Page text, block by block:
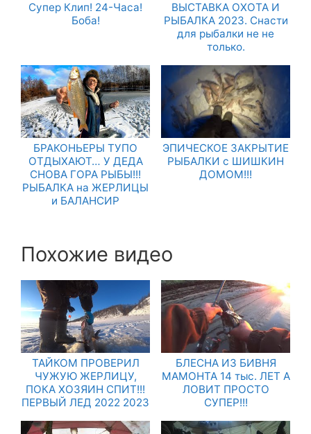
Супер Клип! 24-Часа!
Боба!
ВЫСТАВКА ОХОТА И
РЫБАЛКА 2023. Снасти
для рыбалки не не
только.
БРАКОНЬЕРЫ ТУПО
ОТДЫХАЮТ… У ДЕДА
СНОВА ГОРА РЫБЫ!!!
РЫБАЛКА на ЖЕРЛИЦЫ
и БАЛАНСИР
ЭПИЧЕСКОЕ ЗАКРЫТИЕ
РЫБАЛКИ с ШИШКИН
ДОМОМ!!!
Похожие видео
ТАЙКОМ ПРОВЕРИЛ
ЧУЖУЮ ЖЕРЛИЦУ,
ПОКА ХОЗЯИН СПИТ!!!
ПЕРВЫЙ ЛЕД 2022 2023
БЛЕСНА ИЗ БИВНЯ
МАМОНТА 14 тыс. ЛЕТ А
ЛОВИТ ПРОСТО
СУПЕР!!!